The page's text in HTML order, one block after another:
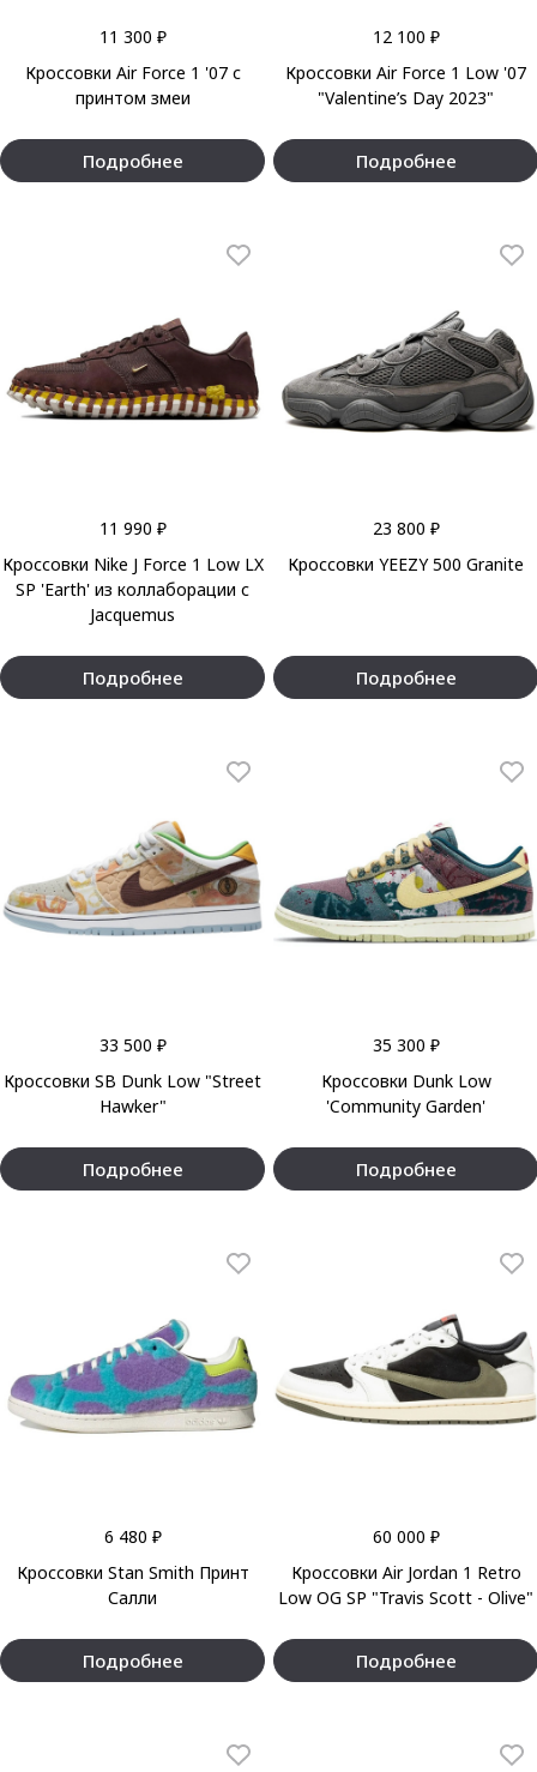
11 300 ₽
Кроссовки Air Force 1 '07 с
принтом змеи
Подробнее
12 100 ₽
Кроссовки Air Force 1 Low '07
"Valentine’s Day 2023"
Подробнее
11 990 ₽
Кроссовки Nike J Force 1 Low LX
SP 'Earth' из коллаборации с
Jacquemus
Подробнее
23 800 ₽
Кроссовки YEEZY 500 Granite
Подробнее
33 500 ₽
Кроссовки SB Dunk Low "Street
Hawker"
Подробнее
35 300 ₽
Кроссовки Dunk Low
'Community Garden'
Подробнее
6 480 ₽
Кроссовки Stan Smith Принт
Салли
Подробнее
60 000 ₽
Кроссовки Air Jordan 1 Retro
Low OG SP "Travis Scott - Olive"
Подробнее